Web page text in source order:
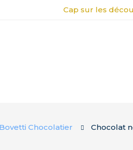
Cap sur les
Bovetti Chocolatier Chocolat